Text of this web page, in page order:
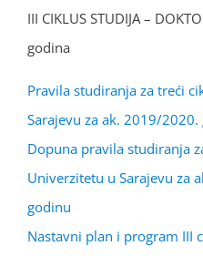
III CIKLUS STUDIJA –
godina
Pravila studiranja za treći
Sarajevu za ak. 2019/2020.
Dopuna pravila studiranja
Univerzitetu u Sarajevu za
godinu
Nastavni plan i program III